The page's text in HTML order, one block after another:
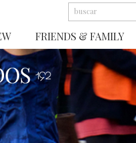
FRIENDS & FAMILY